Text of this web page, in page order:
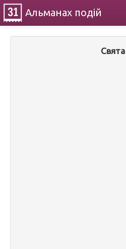
Альманах подій
Свята